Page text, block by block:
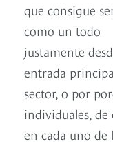
que consigue
como un todo
justamente
entrada
sector, o por
individuales, de
en cada uno de